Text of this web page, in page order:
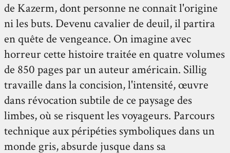
de Kazerm, dont personne ne connaît l'origine
ni les buts. Devenu cavalier de deuil, il partira
en quête de vengeance. On imagine avec
horreur cette histoire traitée en quatre volumes
de 850 pages par un auteur américain. Sillig
travaille dans la concision, l'intensité, œuvre
dans révocation subtile de ce paysage des
limbes, où se risquent les voyageurs. Parcours
technique aux péripéties symboliques dans un
monde gris, absurde jusque dans sa